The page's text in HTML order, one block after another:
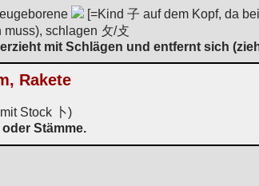
[=Kind 子 auf dem Kopf, da
schlagen 攵/攴
mit Schlägen und entfernt sich
Rakete
Stock 卜)
Stämme.